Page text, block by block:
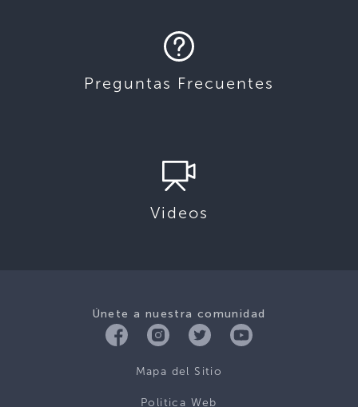
Preguntas Frecuentes
Videos
Únete a nuestra comunidad
Mapa del Sitio
Politica Web